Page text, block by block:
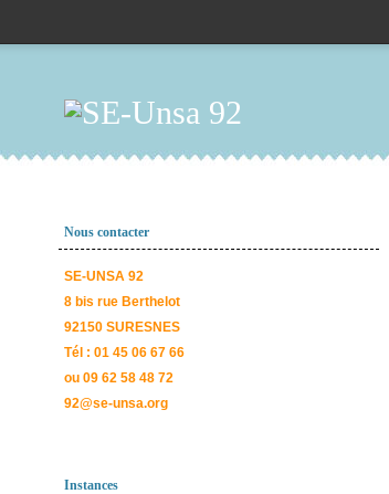
Nous contacter
SE-UNSA 92
8 bis rue Berthelot
92150 SURESNES
Tél : 01 45 06 67 66
ou 09 62 58 48 72
92@se-unsa.org
Instances